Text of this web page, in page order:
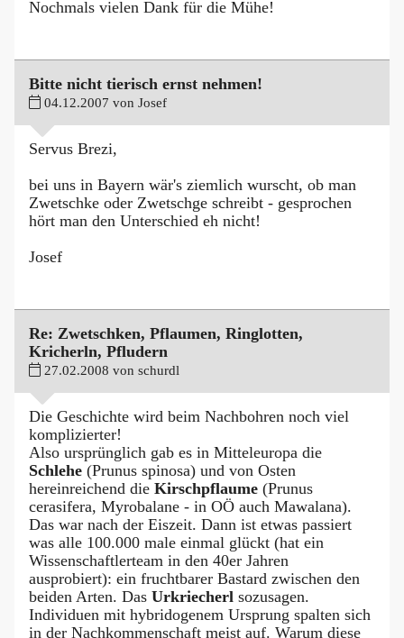
Nochmals vielen Dank für die Mühe!
Bitte nicht tierisch ernst nehmen!
04.12.2007 von Josef
Servus Brezi,
bei uns in Bayern wär's ziemlich wurscht, ob man
Zwetschke oder Zwetschge schreibt - gesprochen
hört man den Unterschied eh nicht!
Josef
Re: Zwetschken, Pflaumen, Ringlotten,
Kricherln, Pfludern
27.02.2008 von schurdl
Die Geschichte wird beim Nachbohren noch viel
komplizierter!
Also ursprünglich gab es in Mitteleuropa die
Schlehe (Prunus spinosa) und von Osten
hereinreichend die Kirschpflaume (Prunus
cerasifera, Myrobalane - in OÖ auch Mawalana).
Das war nach der Eiszeit. Dann ist etwas passiert
was alle 100.000 male einmal glückt (hat ein
Wissenschaftlerteam in den 40er Jahren
ausprobiert): ein fruchtbarer Bastard zwischen den
beiden Arten. Das Urkriecherl sozusagen.
Individuen mit hybridogenem Ursprung spalten sich
in der Nachkommenschaft meist auf. Warum diese